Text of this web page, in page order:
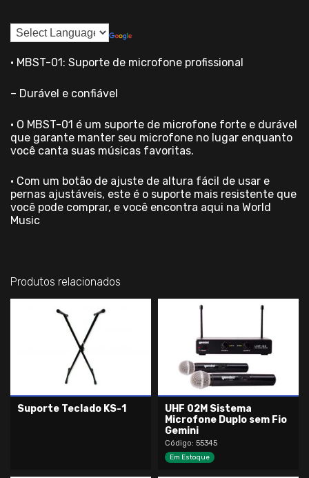
• MBST-01: Suporte de microfone profissional
– Durável e confiável
• O MBST-01 é um suporte de microfone forte e durável
que garante manter seu microfone no lugar enquanto
você canta suas músicas favoritas.
• Com um botão de ajuste de altura fácil de usar e
pernas ajustáveis, este é o suporte mais resistente que
você pode comprar, e você encontra aqui na World
Music
Produtos relacionados
Suporte Teclado KS-1
UHF 02M Sistema
Microfone Duplo sem Fio
Gemini
Código: 55345
Em Estoque